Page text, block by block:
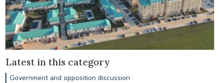
Latest in this category
Government and opposition discussion